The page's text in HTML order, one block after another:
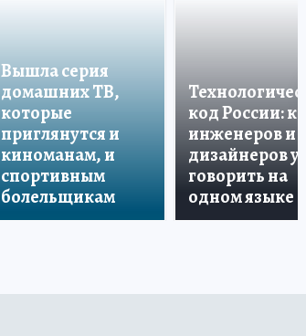
Вышла серия
домашних ТВ,
которые
приглянутся и
киноманам, и
спортивным
болельщикам
код России: как
инженеров и
дизайнеров
говорить на
одном языке